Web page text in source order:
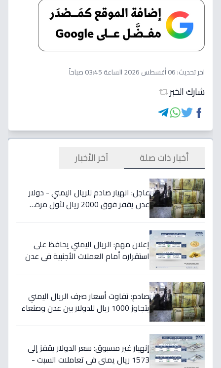
اخر تحديث:06 أغسطس 2026 الساعة 03:45 صباحاً
شارك الخبر
أخبار ذات صلة آخر الأخبار
عاجل: انهيار صادم للريال اليمني - دولار
عدن يقفز فوق 2000 ريال لأول مرة…
إعلان مهم: الريال اليمني يحافظ على
استقراره أمام العملات الأجنبية في عدن
صادم: تفاوت أسعار صرف الريال اليمني
يتجاوز 1000 ريال للدولار بين عدن وصنعاء
إنهيار غير مسبوق: سعر الدولار يقفز إلى
1573 ريال يمني في تعاملات السبت -